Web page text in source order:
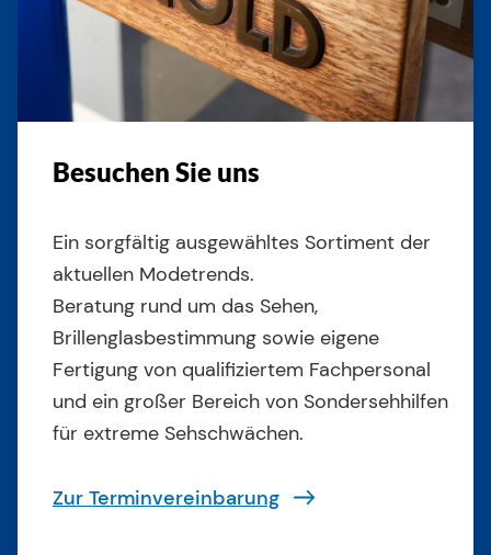
Besuchen Sie uns
Ein sorgfältig ausgewähltes Sortiment der
aktuellen Modetrends.
Beratung rund um das Sehen,
Brillenglasbestimmung sowie eigene
Fertigung von qualifiziertem Fachpersonal
und ein großer Bereich von Sondersehhilfen
für extreme Sehschwächen.
Zur Terminvereinbarung